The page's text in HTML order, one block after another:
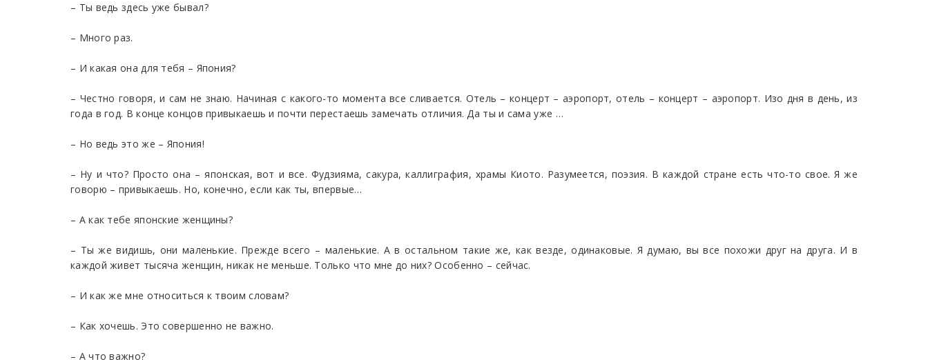
– Ты ведь здесь уже бывал?
– Много раз.
– И какая она для тебя – Япония?
– Честно говоря, и сам не знаю. Начиная с какого-то момента все сливается. Отель – концерт – аэропорт, отель – концерт – аэропорт. Изо дня в день, из
года в год. В конце концов привыкаешь и почти перестаешь замечать отличия. Да ты и сама уже …
– Но ведь это же – Япония!
– Ну и что? Просто она – японская, вот и все. Фудзияма, сакура, каллиграфия, храмы Киото. Разумеется, поэзия. В каждой стране есть что-то свое. Я же
говорю – привыкаешь. Но, конечно, если как ты, впервые…
– А как тебе японские женщины?
– Ты же видишь, они маленькие. Прежде всего – маленькие. А в остальном такие же, как везде, одинаковые. Я думаю, вы все похожи друг на друга. И в
каждой живет тысяча женщин, никак не меньше. Только что мне до них? Особенно – сейчас.
– И как же мне относиться к твоим словам?
– Как хочешь. Это совершенно не важно.
– А что важно?